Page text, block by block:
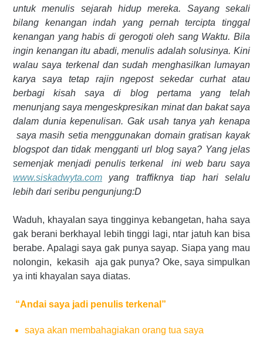
untuk menulis sejarah hidup mereka. Sayang sekali
bilang kenangan indah yang pernah tercipta tinggal
kenangan yang habis di gerogoti oleh sang Waktu. Bila
ingin kenangan itu abadi, menulis adalah solusinya. Kini
walau saya terkenal dan sudah menghasilkan lumayan
karya saya tetap rajin ngepost sekedar curhat atau
berbagi kisah saya di blog pertama yang telah
menunjang saya mengeskpresikan minat dan bakat saya
dalam dunia kepenulisan. Gak usah tanya yah kenapa
saya masih setia menggunakan domain gratisan kayak
blogspot dan tidak mengganti url blog saya? Yang jelas
semenjak menjadi penulis terkenal
ini web baru saya
www.siskadwyta.com yang traffiknya tiap hari selalu
lebih dari seribu pengunjung:D
Waduh, khayalan saya tingginya kebangetan, haha saya
gak berani berkhayal lebih tinggi lagi, ntar jatuh kan bisa
berabe. Apalagi saya gak punya sayap. Siapa yang mau
nolongin, kekasih
aja gak punya? Oke, saya simpulkan
ya inti khayalan saya diatas.
“Andai saya jadi penulis terkenal”
saya akan membahagiakan orang tua saya